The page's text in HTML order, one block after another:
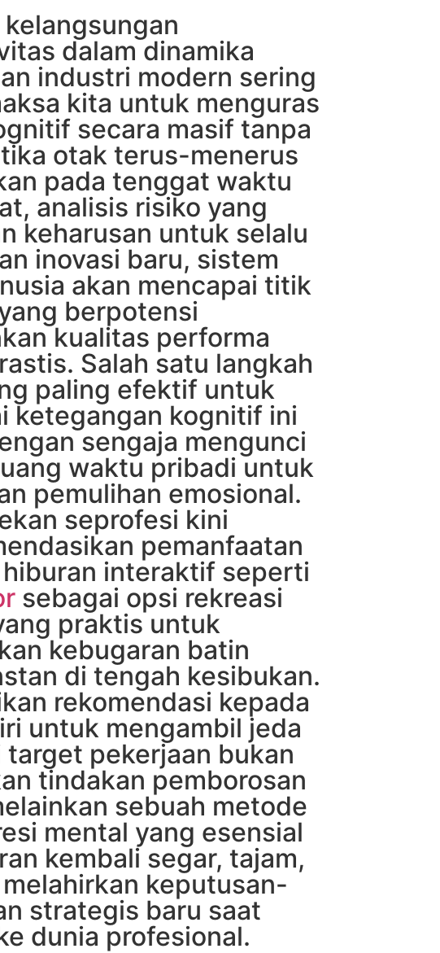
dalam dinamika
industri modern sering
kita untuk menguras
secara masif tanpa
otak terus-menerus
pada tenggat waktu
analisis risiko yang
keharusan untuk selalu
inovasi baru, sistem
akan mencapai titik
berpotensi
kualitas performa
Salah satu langkah
paling efektif untuk
ketegangan kognitif ini
sengaja mengunci
waktu pribadi untuk
pemulihan emosional.
seprofesi kini
pemanfaatan
interaktif seperti
sebagai opsi rekreasi
praktis untuk
kebugaran batin
di tengah kesibukan.
rekomendasi kepada
untuk mengambil jeda
pekerjaan bukan
tindakan pemborosan
sebuah metode
mental yang esensial
kembali segar, tajam,
keputusan-
strategis baru saat
dunia profesional.